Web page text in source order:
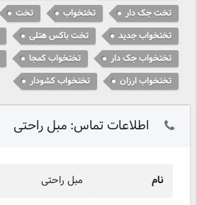
تخت جک دار
تختخواب تخت
تختخواب جدید
تخت باکس هتلی
تختخواب جک دار
تختخواب کمجا
تختخواب ارزان
تختخواب کشودار
اطلاعات تماس: مبل راحتی
نام مبل راحتی